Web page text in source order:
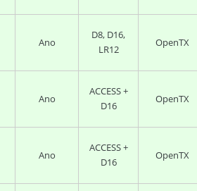
Ano
D8, D16,
LR12
OpenTX
Ano
ACCESS +
D16
OpenTX
Ano
ACCESS +
D16
OpenTX